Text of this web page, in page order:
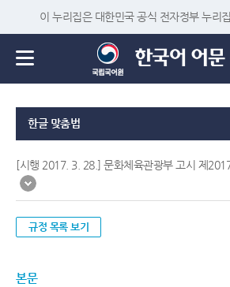
이 누리집은 대한민국 공식 전자정부 누리
한글 맞춤법
[시행 2017. 3. 28.] 문화체육관광부 고시 제
규정 목록 보기
본문